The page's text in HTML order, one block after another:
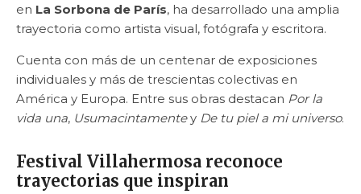
en La Sorbona de París, ha desarrollado una amplia
trayectoria como artista visual, fotógrafa y escritora.
Cuenta con más de un centenar de exposiciones
individuales y más de trescientas colectivas en
América y Europa. Entre sus obras destacan Por la
vida una, Usumacintamentey De tu piel a mi universo.
Festival Villahermosa reconoce
trayectorias que inspiran